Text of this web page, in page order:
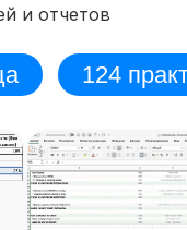
и отчетов
Удостоверение о
квалификации